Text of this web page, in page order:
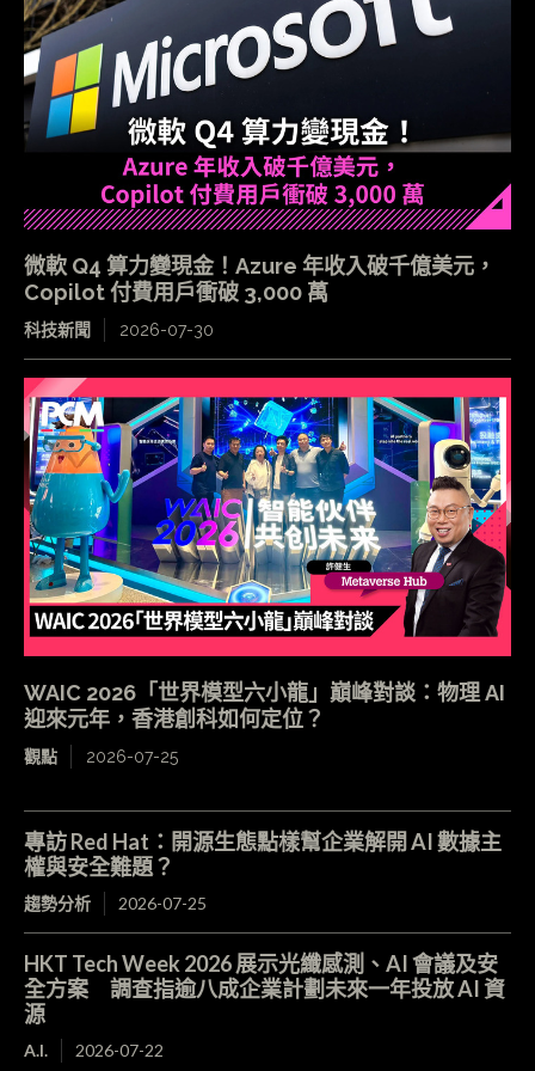
微軟 Q4 算力變現金！Azure 年收入破千億美元，
Copilot 付費用戶衝破 3,000 萬
科技新聞 2026-07-30
WAIC 2026「世界模型六小龍」巔峰對談：物理 AI
迎來元年，香港創科如何定位？
觀點 2026-07-25
專訪 Red Hat：開源生態點樣幫企業解開 AI 數據主
權與安全難題？
趨勢分析 2026-07-25
HKT Tech Week 2026 展示光纖感測、AI 會議及安
全方案 調查指逾八成企業計劃未來一年投放 AI 資
源
A.I. 2026-07-22